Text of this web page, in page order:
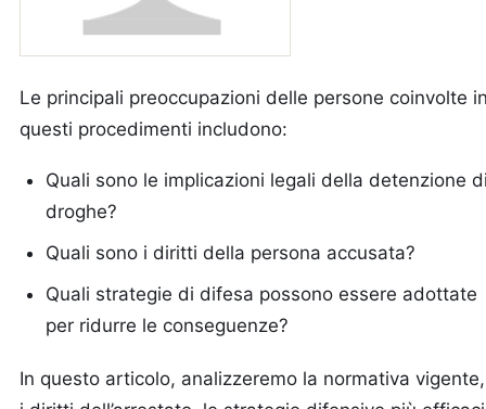
Le principali preoccupazioni delle persone coinvolte
questi procedimenti includono:
Quali sono le implicazioni legali della detenzione
droghe?
Quali sono i diritti della persona accusata?
Quali strategie di difesa possono essere adottate
per ridurre le conseguenze?
In questo articolo, analizzeremo la normativa vigente,